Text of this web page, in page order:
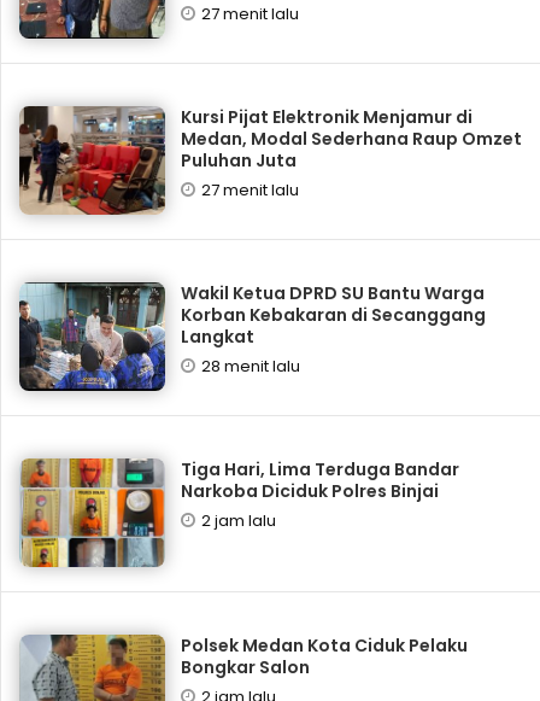
27 menit lalu
Kursi Pijat Elektronik Menjamur di
Medan, Modal Sederhana Raup Omzet
Puluhan Juta
27 menit lalu
Wakil Ketua DPRD SU Bantu Warga
Korban Kebakaran di Secanggang
Langkat
28 menit lalu
Tiga Hari, Lima Terduga Bandar
Narkoba Diciduk Polres Binjai
2 jam lalu
Polsek Medan Kota Ciduk Pelaku
Bongkar Salon